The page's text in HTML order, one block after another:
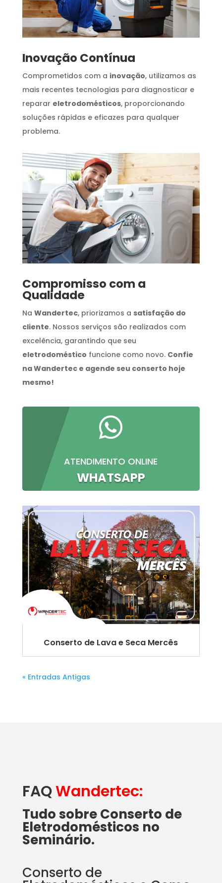
Inovação Contínua
Comprometidos com a inovação, utilizamos as
mais recentes tecnologias para diagnosticar e
reparar eletrodomésticos, proporcionando
soluções rápidas e eficazes para qualquer
problema.
Compromisso com a
Qualidade
Na Wandertec, priorizamos a satisfação do
cliente. Nossos serviços são realizados com
excelência, garantindo que seu
eletrodoméstico funcione como novo. Confie
na Wandertec e agende seu conserto hoje
mesmo!

ATENDIMENTO ONLINE
WHATSAPP
Conserto de Lava e Seca Mercês
« Entradas Antigas
FAQWandertec:
Tudo sobre Conserto de
Eletrodomésticos no
Seminário.
Conserto de